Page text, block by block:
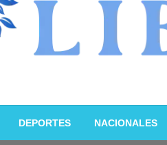
DEPORTES NACIONALES